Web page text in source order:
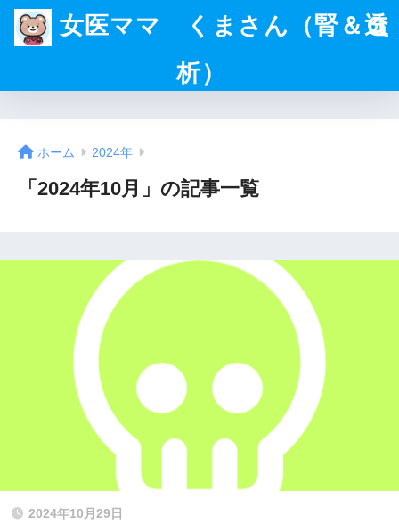
女医ママ くまさん（腎＆透
析）
ホーム 2024年
「2024年10月」の記事一覧
2024年10月29日